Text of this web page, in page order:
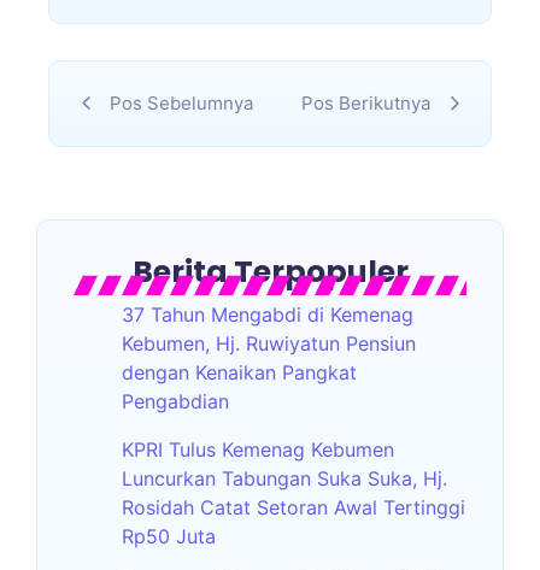
Pos Sebelumnya Pos Berikutnya
Berita Terpopuler
37 Tahun Mengabdi di Kemenag
Kebumen, Hj. Ruwiyatun Pensiun
dengan Kenaikan Pangkat
Pengabdian
KPRI Tulus Kemenag Kebumen
Luncurkan Tabungan Suka Suka, Hj.
Rosidah Catat Setoran Awal Tertinggi
Rp50 Juta